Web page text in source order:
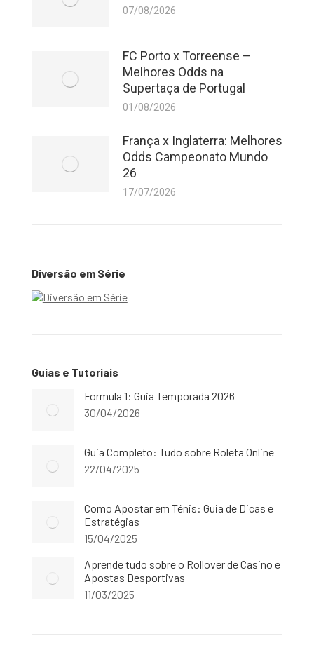
07/08/2026
FC Porto x Torreense –
Melhores Odds na
Supertaça de Portugal
01/08/2026
França x Inglaterra: Melhores
Odds Campeonato Mundo
26
17/07/2026
Diversão em Série
Guias e Tutoriais
Formula 1: Guia Temporada 2026
30/04/2026
Guia Completo: Tudo sobre Roleta Online
22/04/2025
Como Apostar em Ténis: Guia de Dicas e
Estratégias
15/04/2025
Aprende tudo sobre o Rollover de Casino e
Apostas Desportivas
11/03/2025